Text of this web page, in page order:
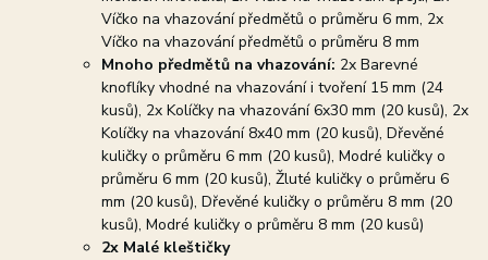
Víčko na vhazování předmětů o průměru 6 mm, 2x
Víčko na vhazování předmětů o průměru 8 mm
Mnoho předmětů na vhazování: 2x Barevné
knoflíky vhodné na vhazování i tvoření 15 mm (24
kusů), 2x Kolíčky na vhazování 6x30 mm (20 kusů), 2x
Kolíčky na vhazování 8x40 mm (20 kusů), Dřevěné
kuličky o průměru 6 mm (20 kusů), Modré kuličky o
průměru 6 mm (20 kusů), Žluté kuličky o průměru 6
mm (20 kusů), Dřevěné kuličky o průměru 8 mm (20
kusů), Modré kuličky o průměru 8 mm (20 kusů)
2x Malé kleštičky